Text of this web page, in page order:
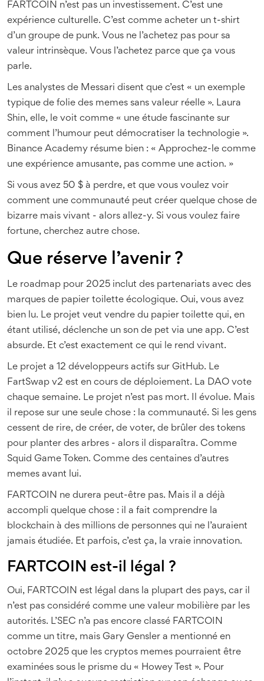
FARTCOIN n’est pas un investissement. C’est une
expérience culturelle. C’est comme acheter un t-shirt
d’un groupe de punk. Vous ne l’achetez pas pour sa
valeur intrinsèque. Vous l’achetez parce que ça vous
parle.
Les analystes de Messari disent que c’est « un exemple
typique de folie des memes sans valeur réelle ». Laura
Shin, elle, le voit comme « une étude fascinante sur
comment l’humour peut démocratiser la technologie ».
Binance Academy résume bien : « Approchez-le comme
une expérience amusante, pas comme une action. »
Si vous avez 50 $ à perdre, et que vous voulez voir
comment une communauté peut créer quelque chose de
bizarre mais vivant - alors allez-y. Si vous voulez faire
fortune, cherchez autre chose.
Que réserve l’avenir ?
Le roadmap pour 2025 inclut des partenariats avec des
marques de papier toilette écologique. Oui, vous avez
bien lu. Le projet veut vendre du papier toilette qui, en
étant utilisé, déclenche un son de pet via une app. C’est
absurde. Et c’est exactement ce qui le rend vivant.
Le projet a 12 développeurs actifs sur GitHub. Le
FartSwap v2 est en cours de déploiement. La DAO vote
chaque semaine. Le projet n’est pas mort. Il évolue. Mais
il repose sur une seule chose : la communauté. Si les gens
cessent de rire, de créer, de voter, de brûler des tokens
pour planter des arbres - alors il disparaîtra. Comme
Squid Game Token. Comme des centaines d’autres
memes avant lui.
FARTCOIN ne durera peut-être pas. Mais il a déjà
accompli quelque chose : il a fait comprendre la
blockchain à des millions de personnes qui ne l’auraient
jamais étudiée. Et parfois, c’est ça, la vraie innovation.
FARTCOIN est-il légal ?
Oui, FARTCOIN est légal dans la plupart des pays, car il
n’est pas considéré comme une valeur mobilière par les
autorités. L’SEC n’a pas encore classé FARTCOIN
comme un titre, mais Gary Gensler a mentionné en
octobre 2025 que les cryptos memes pourraient être
examinées sous le prisme du « Howey Test ». Pour